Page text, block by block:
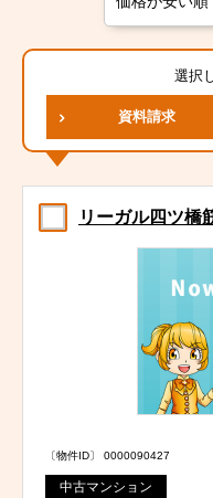
選択
資料請求
リーガル四ツ橋
〔物件ID〕 0000090427
中古マンション